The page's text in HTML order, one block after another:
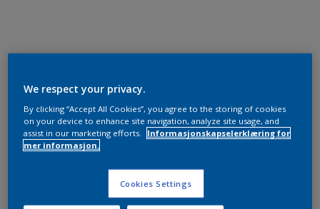
We respect your privacy.
By clicking “Accept All Cookies”, you agree to the storing of cookies
on your device to enhance site navigation, analyze site usage, and
assist in our marketing efforts.
Informasjonskapselerklæring for
mer informasjon.
Cookies Settings